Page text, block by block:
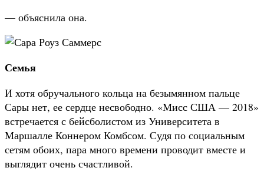
— объяснила она.
Семья
И хотя обручального кольца на безымянном пальце
Сары нет, ее сердце несвободно. «Мисс США — 2018»
встречается с бейсболистом из Университета в
Маршалле Коннером Комбсом. Судя по социальным
сетям обоих, пара много времени проводит вместе и
выглядит очень счастливой.